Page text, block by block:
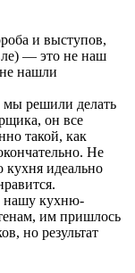
и выступов,
— это не наш
нашли
мы решили делать
он все
такой, как
Не
кухня идеально
нашу кухню-
им пришлось
но результат